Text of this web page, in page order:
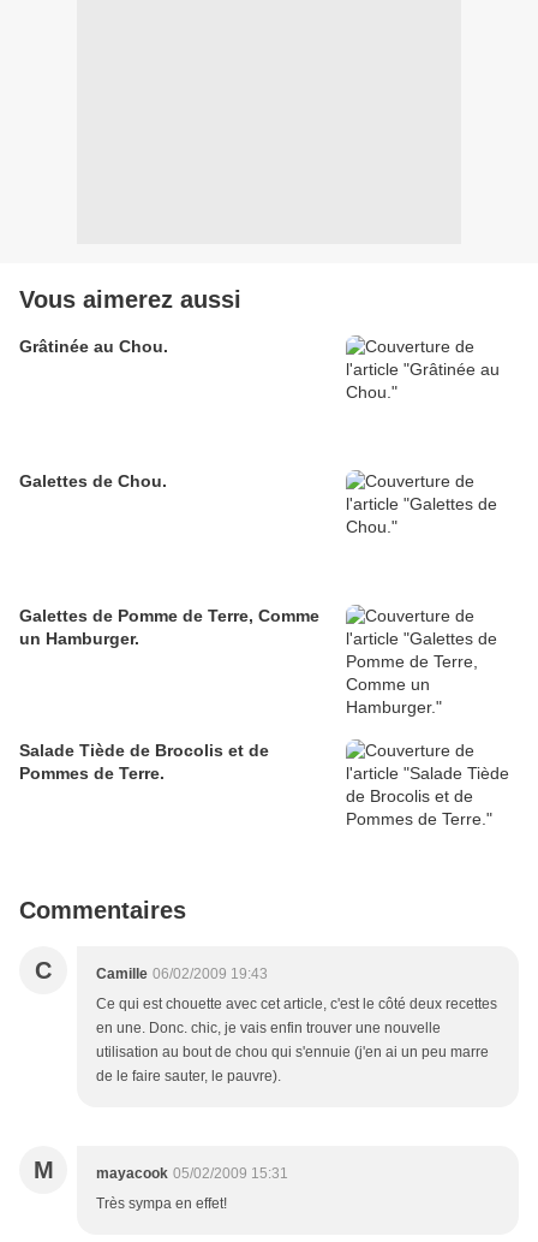
Vous aimerez aussi
Grâtinée au Chou.
Galettes de Chou.
Galettes de Pomme de Terre, Comme
un Hamburger.
Salade Tiède de Brocolis et de
Pommes de Terre.
Commentaires
C Camille 06/02/2009 19:43
Ce qui est chouette avec cet article, c'est le côté deux recettes
en une. Donc. chic, je vais enfin trouver une nouvelle
utilisation au bout de chou qui s'ennuie (j'en ai un peu marre
de le faire sauter, le pauvre).
M mayacook 05/02/2009 15:31
Très sympa en effet!